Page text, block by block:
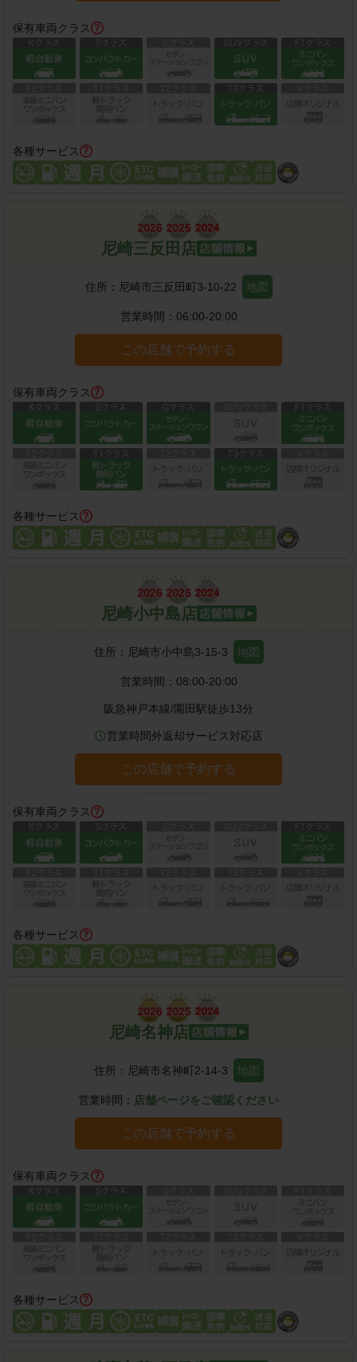
保有車両クラス
各種サービス
尼崎三反田店
住所： 尼崎市三反田町3-10-22 地図
営業時間： 06:00-20:00
この店舗で予約する
保有車両クラス
各種サービス
尼崎小中島店
住所： 尼崎市小中島3-15-3 地図
営業時間： 08:00-20:00
阪急神戸本線/園田駅徒歩13分
営業時間外返却サービス対応店
この店舗で予約する
保有車両クラス
各種サービス
尼崎名神店
住所： 尼崎市名神町2-14-3 地図
営業時間： 店舗ページをご確認ください
この店舗で予約する
保有車両クラス
各種サービス